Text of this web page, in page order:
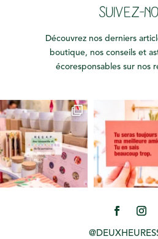
SUIVEZ-
Découvrez nos derniers
boutique, nos conseils et
écoresponsables sur nos